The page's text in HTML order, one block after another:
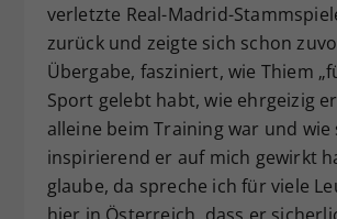
verletzte Real-Madrid-
zurück und zeigte sich schon
Übergabe, fasziniert, wie Thiem
Sport gelebt habt, wie ehrgeizig
alleine beim Training war und wie
inspirierend er auf mich gewirkt
glaube, da spreche ich für viele